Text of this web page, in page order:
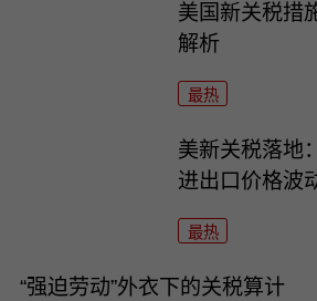
美国新关税措
解析
最热
美新关税落地
进出口价格波
最热
“强迫劳动”外衣下的关税算计